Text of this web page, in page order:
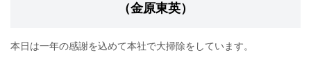
（金原東英）
本日は一年の感謝を込めて本社で大掃除をしています。